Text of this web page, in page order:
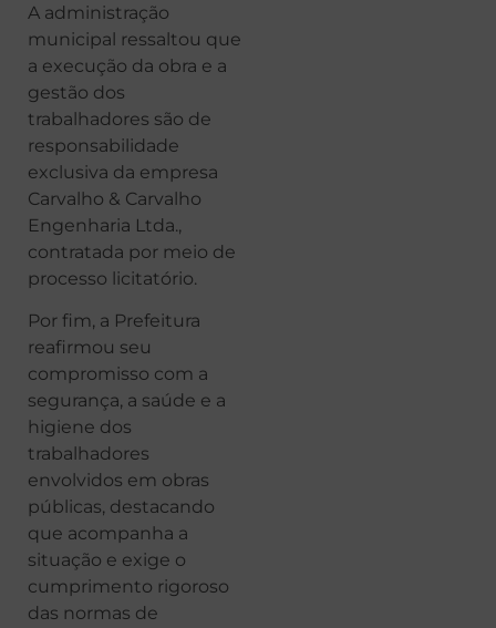
A administração
municipal ressaltou que
a execução da obra e a
gestão dos
trabalhadores são de
responsabilidade
exclusiva da empresa
Carvalho & Carvalho
Engenharia Ltda.,
contratada por meio de
processo licitatório.
Por fim, a Prefeitura
reafirmou seu
compromisso com a
segurança, a saúde e a
higiene dos
trabalhadores
envolvidos em obras
públicas, destacando
que acompanha a
situação e exige o
cumprimento rigoroso
das normas de